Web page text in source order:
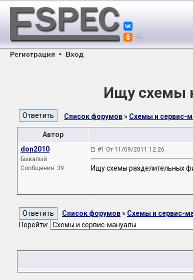
Регистрация • Вход
Ищу схемы
Список форумов » Схемы и сервис-
Автор
don2010
Бывалый
Сообщения: 39
#1 От 11/09/2011 12:26
Ищу схемы разделительных
Список форумов » Схемы и сервис-
Перейти: